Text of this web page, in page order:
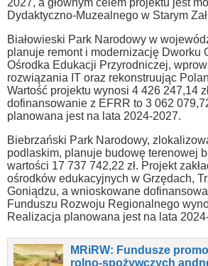
Dydaktyczno-Muzealnego w Starym
Białowieski Park Narodowy w
planuje remont i modernizację Dworku
Ośrodka Edukacji Przyrodniczej,
rozwiązania IT oraz rekonstruując
Wartość projektu wynosi 4 426 247,14
dofinansowanie z EFRR to 3 062
planowana jest na lata 2024-2027.
Biebrzański Park Narodowy,
podlaskim, planuje budowę terenowej
wartości 17 737 742,22 zł. Projekt
ośrodków edukacyjnych w Grzędach,
Goniądzu, a wnioskowane
Funduszu Rozwoju Regionalnego
Realizacja planowana jest na lata
MRiRW: Fundusze
rolno-spożywczych